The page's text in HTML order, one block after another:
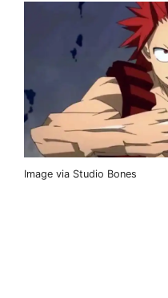
Image via Studio Bones